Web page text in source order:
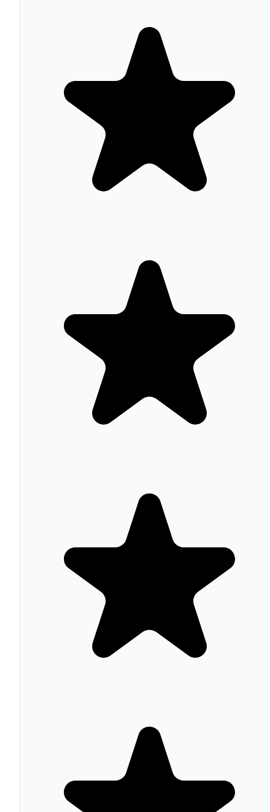
El Theme Builder de Divi permite diseñar visualmente
plantillas globales del sitio: cabecera, pie de página,
entradas de blog individuales, páginas de archivo,
de producto WooCommerce y resultados de búsqueda.
Esto sustituye la necesidad de crear child themes con
código PHP para personalizar el diseño de páginas no
estándar, democratizando una funcionalidad antes
reservada para desarrolladores.
Divi incluye módulos nativos de WooCommerce sin
plugins adicionales: shop, producto single, galería de
producto, carrito, checkout, cuenta de usuario y página
confirmación de pedido. El Theme Builder permite crear
plantillas distintas por categoría de producto. Esto cubre
mayoría de casos de diseño de tienda sin necesidad de
plugins adicionales de customización de WooCommerce.
Disponible en el plan Pro ($277/año), Divi AI genera
texto, imágenes y secciones completas directamente
el editor visual, con conciencia del diseño actual: analiza
los colores, tipografías y estilo del sitio para generar
contenido visualmente coherente. Para agencias que
producen sitios de clientes en serie, esto puede reducir
significativamente el tiempo de producción de contenido
Capacidades del Visual Builder
Editor inline WYSIWYG:
edición directa sobre el
canvas con controles contextuales en tiempo real.